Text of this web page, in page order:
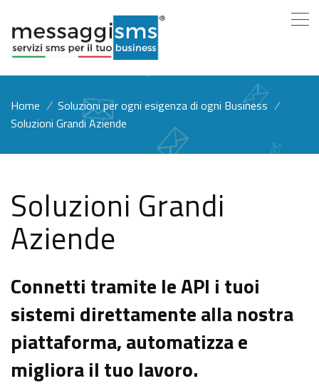
Home / Soluzioni per ogni esigenza di ogni Business /
Soluzioni Grandi Aziende
Soluzioni Grandi
Aziende
Connetti tramite le API i tuoi
sistemi direttamente alla nostra
piattaforma, automatizza e
migliora il tuo lavoro.